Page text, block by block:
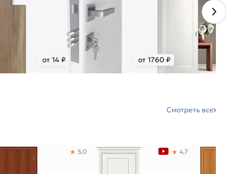
от 14 ₽ от 1760 ₽
Смотреть все
5,0 4,7